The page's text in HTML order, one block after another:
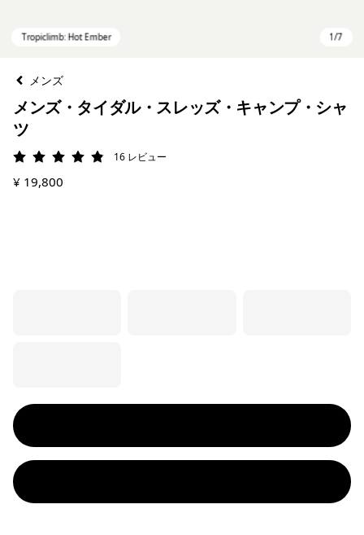
メンズ
メンズ・タイダル・スレッズ・キャンプ・シャ
ツ
評価: 4.9 / 5
16 レビュー
¥ 19,800